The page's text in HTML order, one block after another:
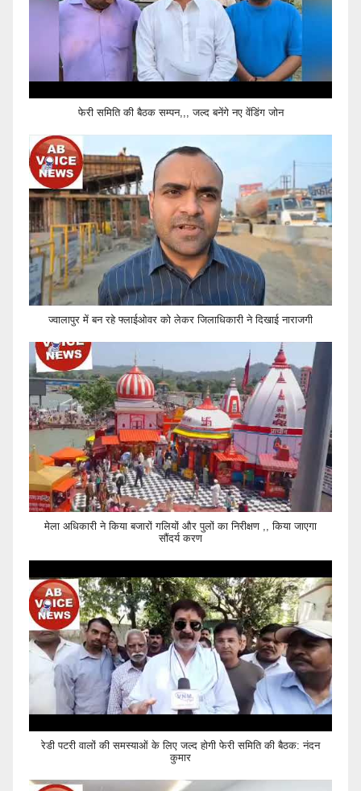
फेरी समिति की बैठक सम्पन,,, जल्द बनेंगे नए वेंडिंग जोन
ज्वालापुर में बन रहे फ्लाईओवर को लेकर जिलाधिकारी ने दिखाई नाराजगी
मेला अधिकारी ने किया बजारों गलियों और पुलों का निरीक्षण ,, किया जाएगा
सौंदर्य करण
रेडी पटरी वालों की समस्याओं के लिए जल्द होगी फेरी समिति की बैठक: नंदन
कुमार